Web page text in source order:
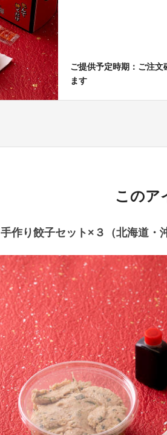
ご提供予定時期：ご注
ます
このア
手作り餃子セット×３（北海道・